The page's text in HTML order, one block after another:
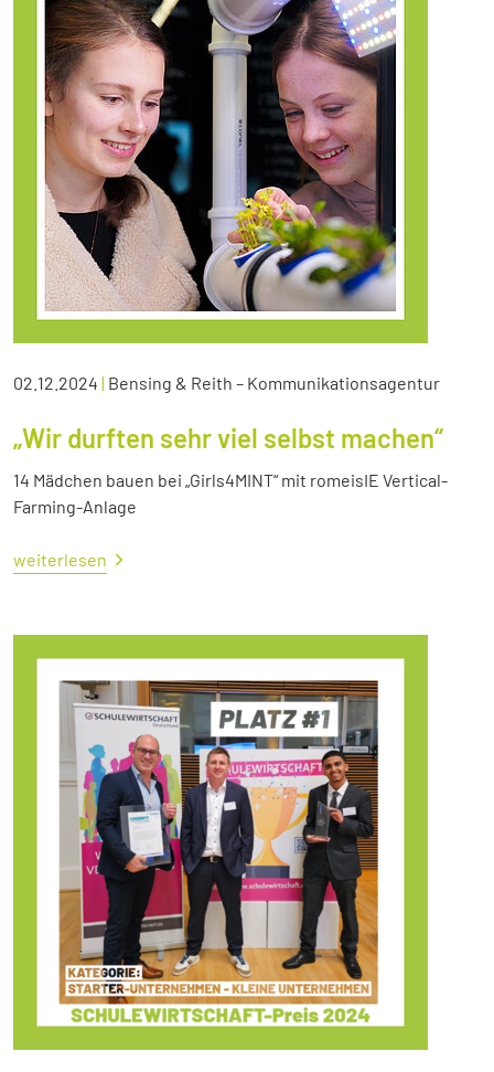
02.12.2024 | Bensing & Reith – Kommunikationsagentur
„Wir durften sehr viel selbst machen“
14 Mädchen bauen bei „Girls4MINT“ mit romeisIE Vertical-
Farming-Anlage
weiterlesen